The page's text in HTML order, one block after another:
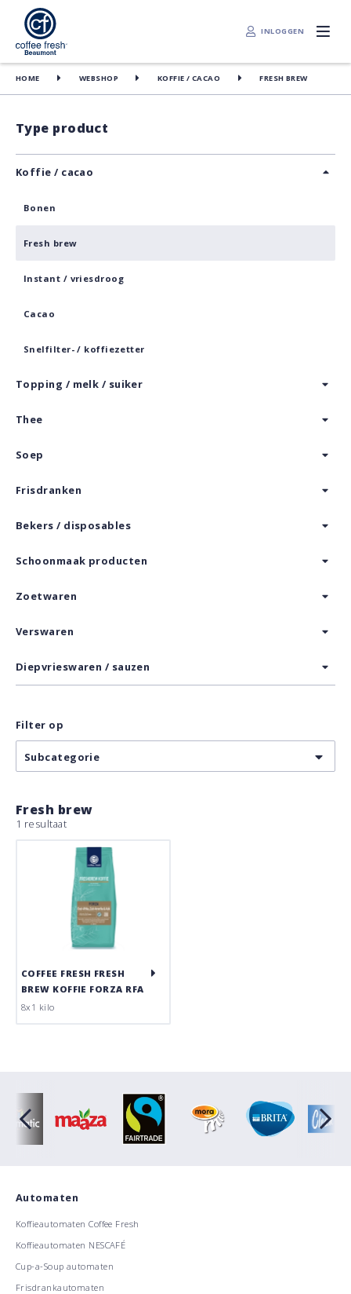
INLOGGEN
HOME WEBSHOP KOFFIE / CACAO FRESH BREW
Type product
Koffie / cacao
Bonen
Fresh brew
Instant / vriesdroog
Cacao
Snelfilter- / koffiezetter
Topping / melk / suiker
Thee
Soep
Frisdranken
Bekers / disposables
Schoonmaak producten
Zoetwaren
Verswaren
Diepvrieswaren / sauzen
Filter op
Subcategorie
Fresh brew
1 resultaat
COFFEE FRESH FRESH
BREW KOFFIE FORZA RFA
8x1 kilo
Automaten
Koffieautomaten Coffee Fresh
Koffieautomaten NESCAFÉ
Cup-a-Soup automaten
Frisdrankautomaten